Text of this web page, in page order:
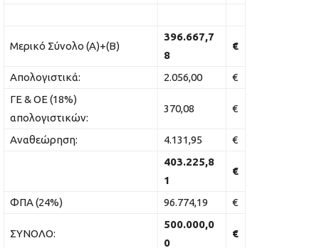
Μερικό Σύνολο (Α)+(Β)
396.667,7
8
€
Απολογιστικά: 2.056,00
€
ΓΕ & ΟΕ (18%)
απολογιστικών:
370,08 €
Αναθεώρηση: 4.131,95
€
403.225,8
1
€
ΦΠΑ (24%) 96.774,19 €
ΣΥΝΟΛΟ:
500.000,0
0
€